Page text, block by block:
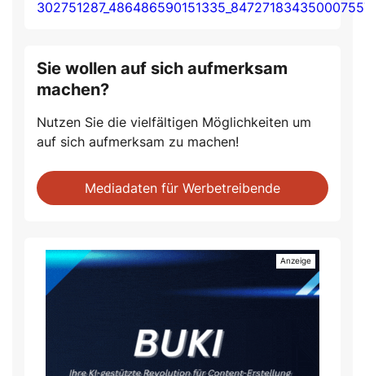
Sie wollen auf sich aufmerksam
machen?
Nutzen Sie die vielfältigen Möglichkeiten um
auf sich aufmerksam zu machen!
Mediadaten für Werbetreibende